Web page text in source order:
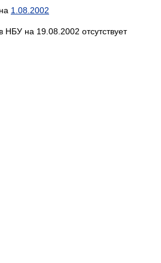
1.08.2002
НБУ на 19.08.2002 отсутствует